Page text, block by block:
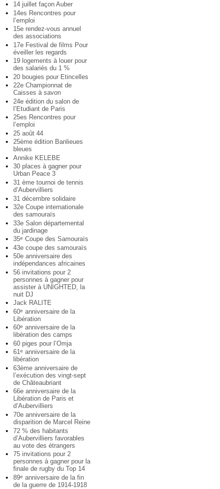
14 juillet façon Auber
14es Rencontres pour
l’emploi
15e rendez-vous annuel
des associations
17e Festival de films Pour
éveiller les regards
19 logements à louer pour
des salariés du 1 %
20 bougies pour Etincelles
22e Championnat de
Caisses à savon
24e édition du salon de
l’Etudiant de Paris
25es Rencontres pour
l’emploi
25 août 44
25ème édition Banlieues
bleues
Annike KELEBE
30 places à gagner pour
Urban Peace 3
31 ème tournoi de tennis
d’Aubervilliers
31 décembre solidaire
32e Coupe internationale
des samouraïs
33e Salon départemental
du jardinage
35e Coupe des Samouraïs
43e coupe des samouraïs
50e anniversaire des
indépendances africaines
56 invitations pour 2
personnes à gagner pour
assister à UNIGHTED, la
nuit DJ
Jack RALITE
60e anniversaire de la
Libération
60e anniversaire de la
libération des camps
60 piges pour l’Omja
61e anniversaire de la
libération
63ème anniversaire de
l’exécution des vingt-sept
de Châteaubriant
66e anniversaire de la
Libération de Paris et
d’Aubervilliers
70e anniversaire de la
disparition de Marcel Reine
72 % des habitants
d’Aubervilliers favorables
au vote des étrangers
75 invitations pour 2
personnes à gagner pour la
finale de rugby du Top 14
89e anniversaire de la fin
de la guerre de 1914-1918